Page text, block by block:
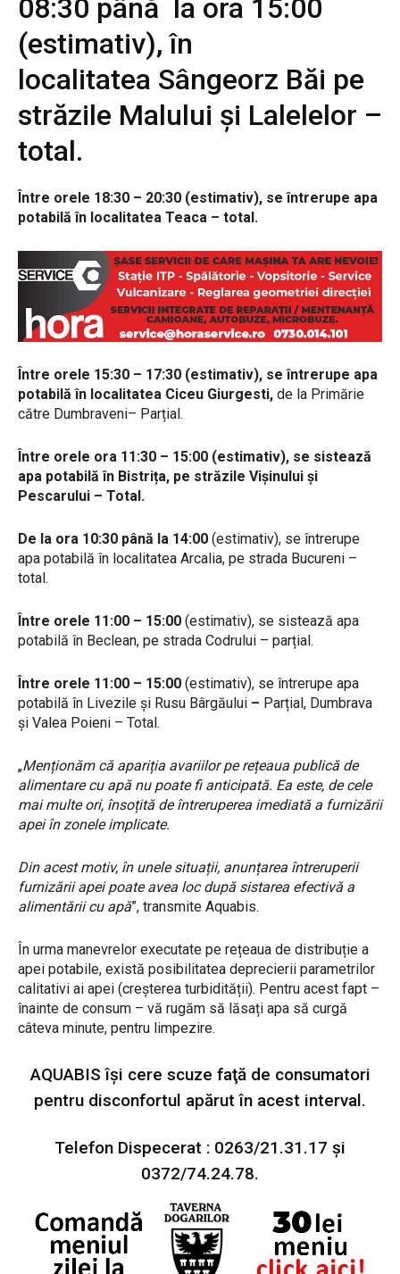
08:30 până la ora 15:00
(estimativ), în
localitatea Sângeorz Băi pe
străzile Malului și Lalelelor –
total.
Între orele 18:30 – 20:30 (estimativ), se întrerupe apa
potabilă în localitatea Teaca – total.
Între orele 15:30 – 17:30 (estimativ), se întrerupe apa
potabilă în localitatea Ciceu Giurgesti, de la Primărie
către Dumbraveni– Parțial.
Între orele ora 11:30 – 15:00 (estimativ), se sistează
apa potabilă în Bistrița, pe străzile Vișinului și
Pescarului – Total.
De la ora 10:30 până la 14:00 (estimativ), se întrerupe
apa potabilă în localitatea Arcalia, pe strada Bucureni –
total.
Între orele 11:00 – 15:00 (estimativ), se sistează apa
potabilă în Beclean, pe strada Codrului – parțial.
Între orele 11:00 – 15:00 (estimativ), se întrerupe apa
potabilă în Livezile și Rusu Bârgăului – Parțial, Dumbrava
și Valea Poieni – Total.
„Menționăm că apariția avariilor pe rețeaua publică de
alimentare cu apă nu poate fi anticipată. Ea este, de cele
mai multe ori, însoțită de întreruperea imediată a furnizării
apei în zonele implicate.
Din acest motiv, în unele situații, anunțarea întreruperii
furnizării apei poate avea loc după sistarea efectivă a
alimentării cu apă”, transmite Aquabis.
În urma manevrelor executate pe rețeaua de distribuție a
apei potabile, există posibilitatea deprecierii parametrilor
calitativi ai apei (creșterea turbidității). Pentru acest fapt –
înainte de consum – vă rugăm să lăsați apa să curgă
câteva minute, pentru limpezire.
AQUABIS îşi cere scuze faţă de consumatori
pentru disconfortul apărut în acest interval.
Telefon Dispecerat : 0263/21.31.17 şi
0372/74.24.78.